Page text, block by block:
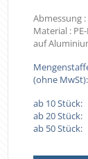
Abmessung
Material :
auf
(ohne MwSt):
ab 10 Stück:
ab 20 Stück:
ab 50 Stück: